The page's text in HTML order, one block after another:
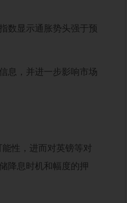
数显示通胀势头强于预
息，并进一步影响市场
性，进而对英镑等对
降息时机和幅度的押